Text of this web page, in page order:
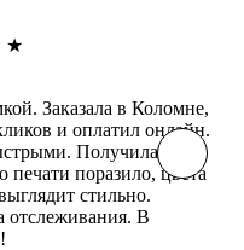
★
Заказала в Коломне,
и оплатил онлайн.
Получила на
поразило, цвета
стильно.
отслеживания. В